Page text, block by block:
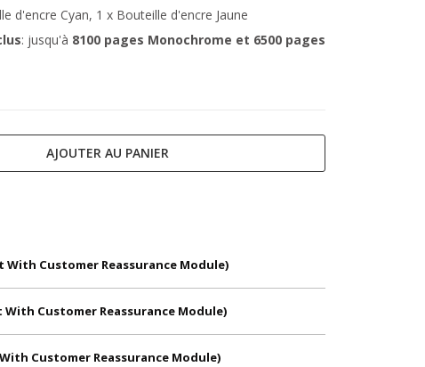
d'encre Cyan, 1 x Bouteille d'encre Jaune
: jusqu'à 8100 pages Monochrome et 6500 pages
AJOUTER AU PANIER
With Customer Reassurance Module)
With Customer Reassurance Module)
Customer Reassurance Module)